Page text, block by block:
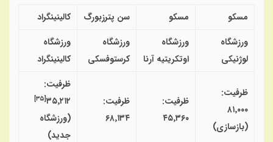
مسکو مسکو سن پترزبورگ
کالینینگراد
ورزشگاه
لوژنیکی
ورزشگاه
اوتکریتیه آرنا
ورزشگاه
کرستوفسکی
ورزشگاه
کالینینگراد
ظرفیت:
۸۱٬۰۰۰
(بازسازی)
ظرفیت:
۴۵٬۳۶۰
ظرفیت:
۶۸٬۱۳۴
ظرفیت:
۳۵٬۲۱۲[۳۵]
(ورزشگاه
جدید)